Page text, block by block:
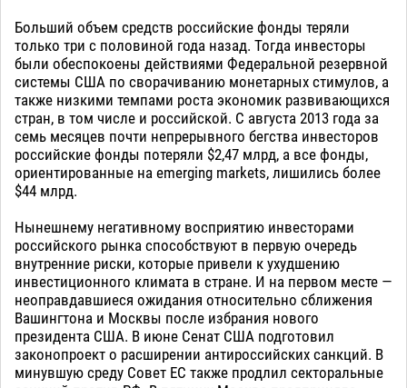
Больший объем средств российские фонды теряли
только три с половиной года назад. Тогда инвесторы
были обеспокоены действиями Федеральной резервной
системы США по сворачиванию монетарных стимулов, а
также низкими темпами роста экономик развивающихся
стран, в том числе и российской. С августа 2013 года за
семь месяцев почти непрерывного бегства инвесторов
российские фонды потеряли $2,47 млрд, а все фонды,
ориентированные на emerging markets, лишились более
$44 млрд.
Нынешнему негативному восприятию инвесторами
российского рынка способствуют в первую очередь
внутренние риски, которые привели к ухудшению
инвестиционного климата в стране. И на первом месте —
неоправдавшиеся ожидания относительно сближения
Вашингтона и Москвы после избрания нового
президента США. В июне Сенат США подготовил
законопроект о расширении антироссийских санкций. В
минувшую среду Совет ЕС также продлил секторальные